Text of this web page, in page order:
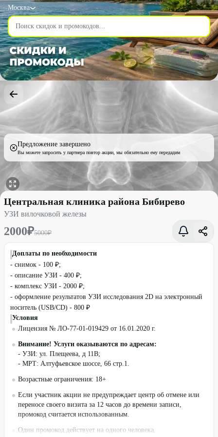
Москва
Предложение завершено
Вы можете запросить у партнера повтор акции, мы обязательно ему передадим
УЗИ вилочковой железы со скидкой 60% - Центральная
Центральная клиника района Бибирево
УЗИ вилочковой железы
2000₽5000₽
Доплаты по необходимости
- снимок - 100 ₽;
- описание УЗИ - 400 ₽;
- комплекс УЗИ - 2000 ₽;
- оформление результатов УЗИ исследования 2D на электронный
носитель (USB/CD) - 800 ₽
Условия
Лицензия № ЛО-77-01-019429 от 16.01.2020 г.
Внимание! Услуги оказываются по адресам:
- УЗИ: ул. Плещеева, д 11В;
- МРТ: Алтуфьевское шоссе, 66 стр.1.
Возрастные ограничения: 18+
Если участник акции не предупреждает центр об отмене или
переносе своего визита за 12 часов до времени записи,
промокод считается использованным.
Один промокод действует на одного человека.